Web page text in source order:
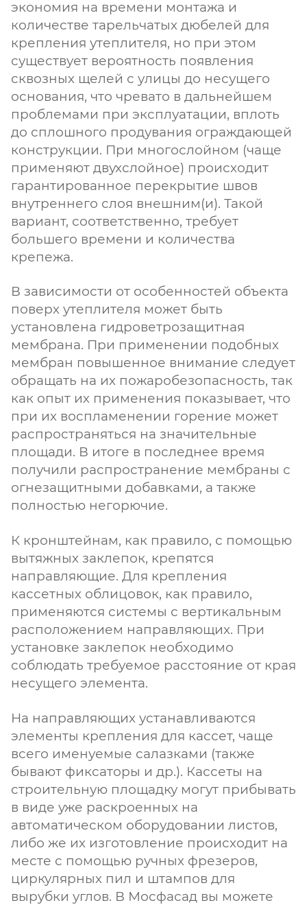
экономия на времени монтажа и
количестве тарельчатых дюбелей для
крепления утеплителя, но при этом
существует вероятность появления
сквозных щелей с улицы до несущего
основания, что чревато в дальнейшем
проблемами при эксплуатации, вплоть
до сплошного продувания ограждающей
конструкции. При многослойном (чаще
применяют двухслойное) происходит
гарантированное перекрытие швов
внутреннего слоя внешним(и). Такой
вариант, соответственно, требует
большего времени и количества
крепежа.
В зависимости от особенностей объекта
поверх утеплителя может быть
установлена гидроветрозащитная
мембрана. При применении подобных
мембран повышенное внимание следует
обращать на их пожаробезопасность, так
как опыт их применения показывает, что
при их воспламенении горение может
распространяться на значительные
площади. В итоге в последнее время
получили распространение мембраны с
огнезащитными добавками, а также
полностью негорючие.
К кронштейнам, как правило, с помощью
вытяжных заклепок, крепятся
направляющие. Для крепления
кассетных облицовок, как правило,
применяются системы с вертикальным
расположением направляющих. При
установке заклепок необходимо
соблюдать требуемое расстояние от края
несущего элемента.
На направляющих устанавливаются
элементы крепления для кассет, чаще
всего именуемые салазками (также
бывают фиксаторы и др.). Кассеты на
строительную площадку могут прибывать
в виде уже раскроенных на
автоматическом оборудовании листов,
либо же их изготовление происходит на
месте с помощью ручных фрезеров,
циркулярных пил и штампов для
вырубки углов. В Мосфасад вы можете